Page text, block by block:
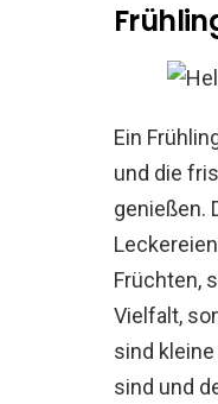
Ein
und die
genießen.
Früchten,
Vielfalt,
sind
sind und